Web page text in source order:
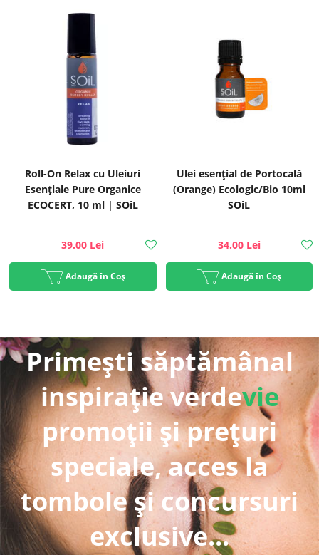
Roll-On Relax cu Uleiuri
Esențiale Pure Organice
ECOCERT, 10 ml | SOiL
39.00 Lei
Adaugă în Coș
Ulei esenţial de Portocală
(Orange) Ecologic/Bio 10ml
SOiL
34.00 Lei
Adaugă în Coș
Primești săptămânal
inspirație verdevie
promoții și prețuri
speciale, acces la
tombole și concursuri
exclusive...